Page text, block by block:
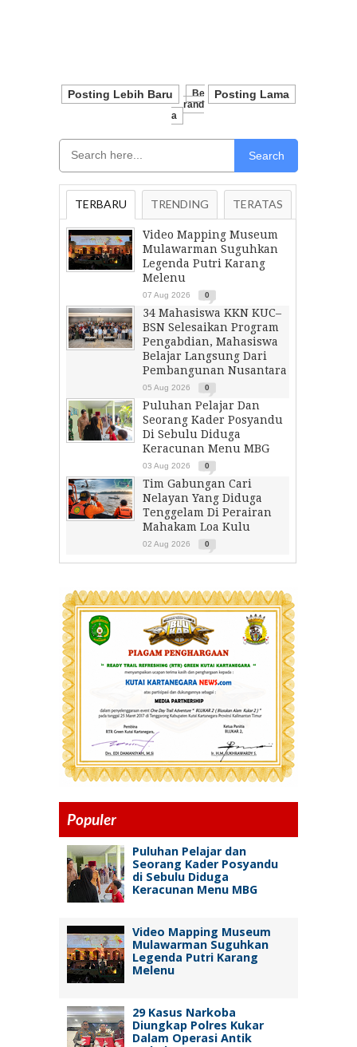
Posting Lebih Baru Posting Lama
Be
Rand
A
Search
TERBARU TRENDING TERATAS
Video Mapping Museum
Mulawarman Suguhkan
Legenda Putri Karang
Melenu
07 Aug 2026 0
34 Mahasiswa KKN KUC–
BSN Selesaikan Program
Pengabdian, Mahasiswa
Belajar Langsung Dari
Pembangunan Nusantara
05 Aug 2026 0
Puluhan Pelajar Dan
Seorang Kader Posyandu
Di Sebulu Diduga
Keracunan Menu MBG
03 Aug 2026 0
Tim Gabungan Cari
Nelayan Yang Diduga
Tenggelam Di Perairan
Mahakam Loa Kulu
02 Aug 2026 0
Populer
Puluhan Pelajar dan
Seorang Kader Posyandu
di Sebulu Diduga
Keracunan Menu MBG
Video Mapping Museum
Mulawarman Suguhkan
Legenda Putri Karang
Melenu
29 Kasus Narkoba
Diungkap Polres Kukar
Dalam Operasi Antik